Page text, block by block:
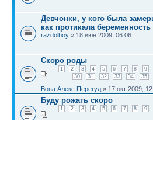
Девчонки, у кого была
как протикала беременность
razdolboy » 18 июн 2009, 06:06
Скоро роды
1 2 3 4 5 6 7 8 9
30
31 32 33 34 35
Вова Алекс Перегуд » 17 окт 2009,
Буду рожать скоро
1 2 3 4 5 6 7 8 9